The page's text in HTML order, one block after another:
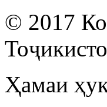
© 2017
Ҳамаи